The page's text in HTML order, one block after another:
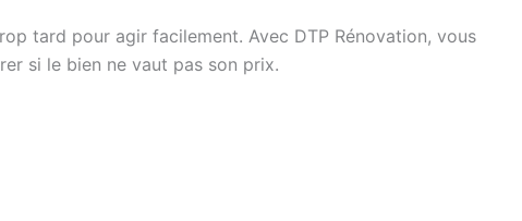
tard pour agir facilement. Avec DTP Rénovation, vous
si le bien ne vaut pas son prix.